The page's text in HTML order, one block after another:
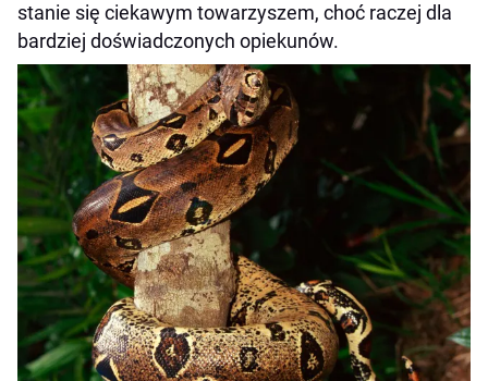
stanie się ciekawym towarzyszem, choć raczej dla
bardziej doświadczonych opiekunów.